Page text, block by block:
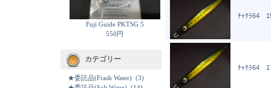
Fuji Guide PKTSG 5
550円
カテゴリー
★委託品(Frash Water) (3)
ﾁｬｸﾗ64
ﾁｬｸﾗ64